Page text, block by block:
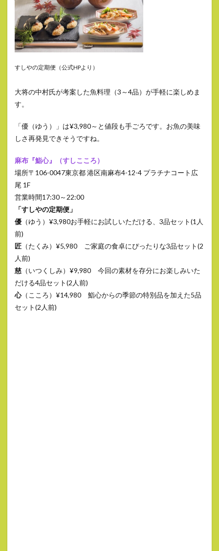
すしやの定期便（公式HPより）
大将の中村氏が考案した魚料理（3～4品）が手軽に楽しめま
す。
「優（ゆう）」は¥3,980～と値段も手ごろです。お魚の美味
しさ再発見できそうですね。
麻布『鮨心』（すしこころ）
場所〒106-0047東京都 港区南麻布4-12-4 プラチナコート広
尾 1F
営業時間17:30～22:00
「すしやの定期便」
優 （ゆう）¥3,980お手軽にお試しいただける、3品セット(1人
前)
匠 （たくみ）¥5,980 ご家庭の食卓にぴったりな3品セット(2
人前)
慈 （いつくしみ）¥9,980 今回の素材を存分にお楽しみいた
だける4品セット(2人前)
心（こころ）¥14,980 鮨心からの季節の特別品を加えた5品
セット(2人前)